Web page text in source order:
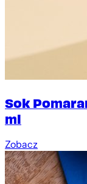
Sok
ml
Zobacz